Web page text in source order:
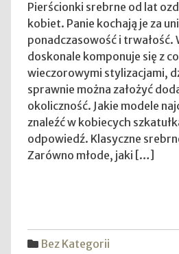
Pierścionki srebrne od lat
kobiet. Panie kochają je za
ponadczasowość i trwałość.
doskonale komponuje się z
wieczorowymi stylizacjami,
sprawnie można założyć
okoliczność. Jakie modele
znaleźć w kobiecych
odpowiedź. Klasyczne
Zarówno młode, jaki […]
Bez Kategorii